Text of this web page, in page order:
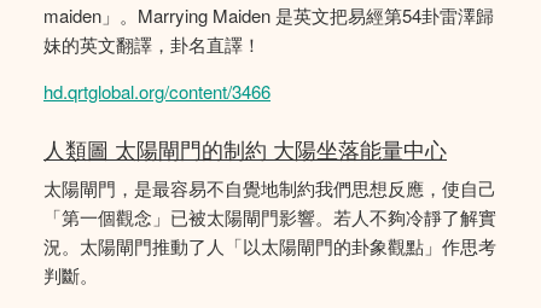
maiden」。Marrying Maiden 是英文把易經第54卦雷澤歸
妹的英文翻譯，卦名直譯！
hd.qrtglobal.org/content/3466
人類圖 太陽閘門的制約 大陽坐落能量中心
太陽閘門，是最容易不自覺地制約我們思想反應，使自己
「第一個觀念」已被太陽閘門影響。若人不夠冷靜了解實
況。太陽閘門推動了人「以太陽閘門的卦象觀點」作思考
判斷。